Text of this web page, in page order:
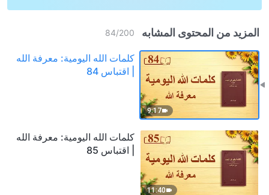
المزيد من المحتوى المشابه 84/200
9:17
كلمات الله اليومية: معرفة الله
| اقتباس 84
11:40
كلمات الله اليومية: معرفة الله
| اقتباس 85